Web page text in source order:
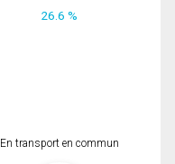
26.6 %
En transport en commun